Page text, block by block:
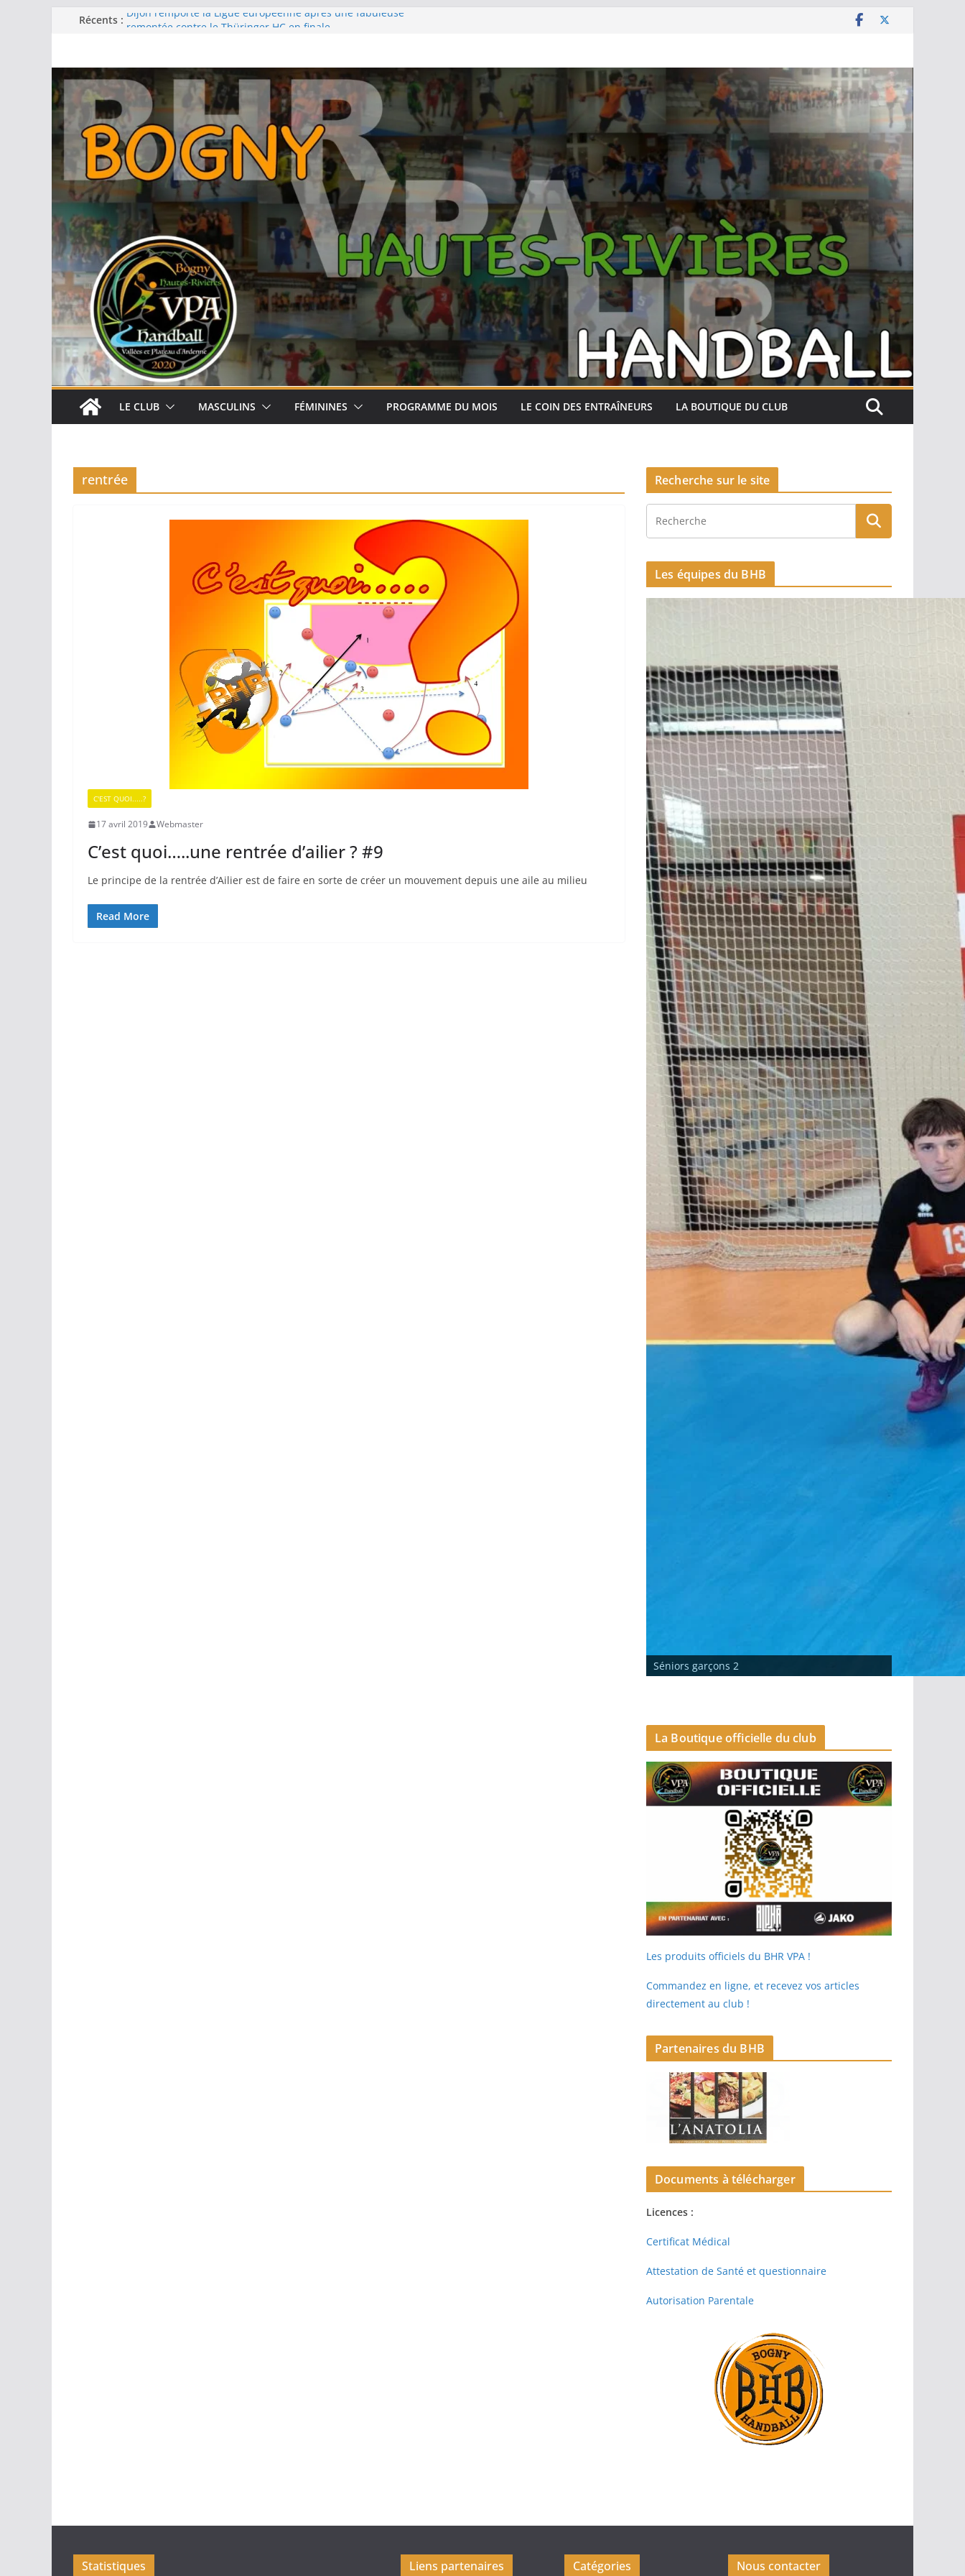
PasserRécents : Dijon remporte la Ligue européenne après une fabuleuse
Barcelone décroche sa 13e Ligue des champions au terme
d’une finale maîtrisée face au Füchse Berlin
Metz remporte la Ligue des champions pour la première
fois après un exploit contre le tenant du titre Györ
Filière féminine : les -18 championnes, les SF1 sur le
podium, -15 et -13 quatrièmes
LE CLUB MASCULINS FÉMININES PROGRAMME DU MOIS LE COIN DES ENTRAÎNEURS LA BOUTIQUE DU CLUB
rentrée
C'EST QUOI.....?
17 avril 2019 Webmaster
C’est quoi…..une rentrée d’ailier ? #9
Le principe de la rentrée d’Ailier est de faire en sorte de créer un mouvement depuis une aile au milieu
Read More
Recherche sur le site
Les équipes du BHB
- 15 Filles
Séniors garçons 2
-18 Filles
La Boutique officielle du club
Les produits officiels du BHR VPA !
Commandez en ligne, et recevez vos articles
directement au club !
Partenaires du BHB
Documents à télécharger
Licences :
Certificat Médical
Attestation de Santé et questionnaire
Autorisation Parentale
Statistiques Liens partenaires Catégories Nous contacter